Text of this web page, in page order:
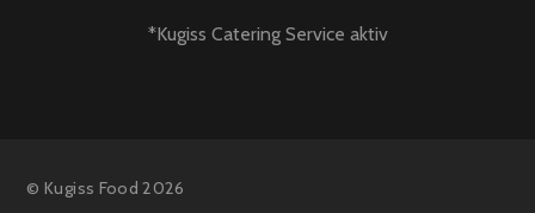
*Kugiss Catering Service aktiv
©Kugiss Food 2026